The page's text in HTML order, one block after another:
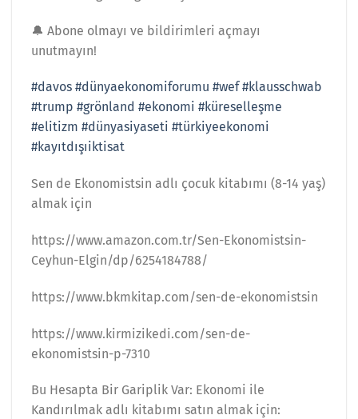
🔔 Abone olmayı ve bildirimleri açmayı
unutmayın!
#davos #dünyaekonomiforumu #wef #klausschwab
#trump #grönland #ekonomi #küreselleşme
#elitizm #dünyasiyaseti #türkiyeekonomi
#kayıtdışıiktisat
Sen de Ekonomistsin adlı çocuk kitabımı (8-14 yaş)
almak için
https://www.amazon.com.tr/Sen-Ekonomistsin-
Ceyhun-Elgin/dp/6254184788/
https://www.bkmkitap.com/sen-de-ekonomistsin
https://www.kirmizikedi.com/sen-de-
ekonomistsin-p-7310
Bu Hesapta Bir Gariplik Var: Ekonomi ile
Kandırılmak adlı kitabımı satın almak için: